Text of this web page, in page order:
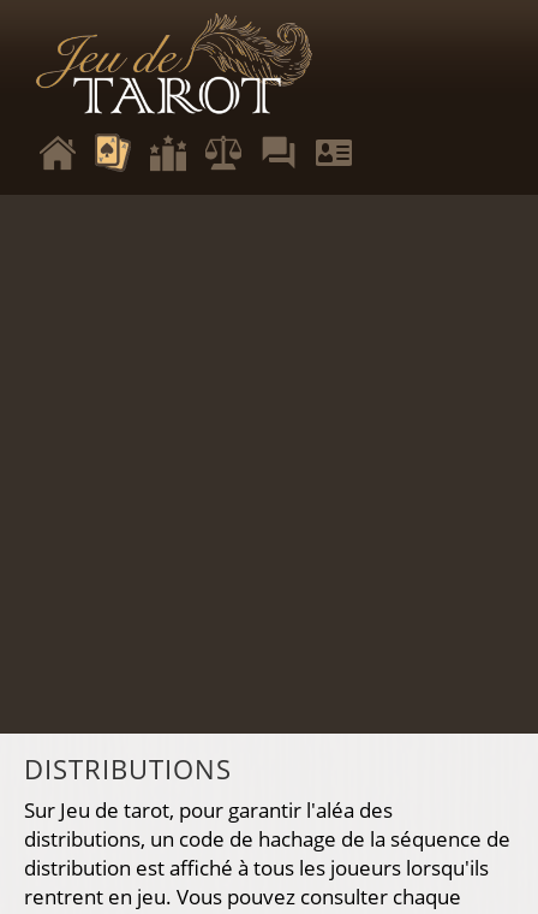
DISTRIBUTIONS
Sur Jeu de tarot, pour garantir l'aléa des
distributions, un code de hachage de la séquence de
distribution est affiché à tous les joueurs lorsqu'ils
rentrent en jeu. Vous pouvez consulter chaque